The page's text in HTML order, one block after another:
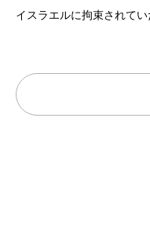
イスラエルに拘束されて